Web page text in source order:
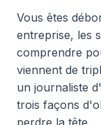
Vous êtes
entreprise, les
comprendre
viennent de
un journaliste
trois façons